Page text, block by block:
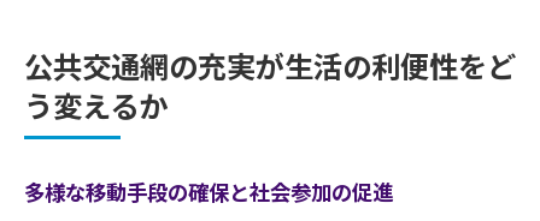
公共交通網の充実が生活の利便性をど
う変えるか
多様な移動手段の確保と社会参加の促進